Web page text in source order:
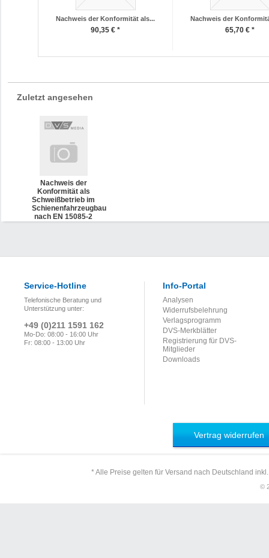
Nachweis der Konformität als...
90,35 € *
Nachweis der
65,70 € *
Zuletzt angesehen
Nachweis der
Konformität als
Schweißbetrieb im
Schienenfahrzeugbau
nach EN 15085-2
Service-Hotline
Telefonische Beratung und
Unterstützung unter:
+49 (0)211 1591 162
Mo-Do: 08:00 - 16:00 Uhr
Fr: 08:00 - 13:00 Uhr
Info-Portal
Analysen
Widerrufsbelehrung
Verlagsprogramm
DVS-Merkblätter
Registrierung für DVS-
Mitglieder
Downloads
Vertrag widerrufen
* Alle Preise gelten für Versand nach Deutschland
©